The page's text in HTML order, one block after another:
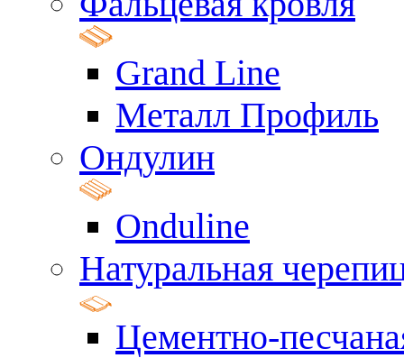
Grand Line
Металл Профиль
Ондулин
Onduline
Натуральная
Цементно-